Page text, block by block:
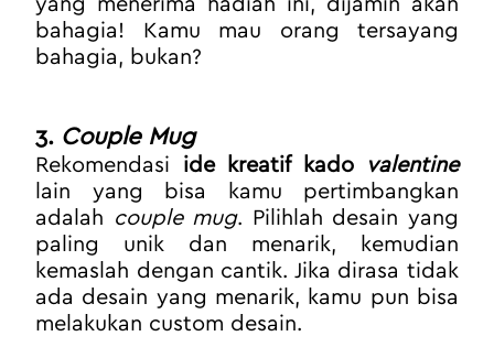
yang menerima hadiah ini, dijamin akan
bahagia! Kamu mau orang tersayang
bahagia, bukan?
3. Couple Mug
Rekomendasi ide kreatif kado
valentine
lain yang bisa kamu pertimbangkan
adalah couple mug. Pilihlah desain yang
paling unik dan menarik, kemudian
kemaslah dengan cantik. Jika dirasa tidak
ada desain yang menarik, kamu pun bisa
melakukan custom desain.